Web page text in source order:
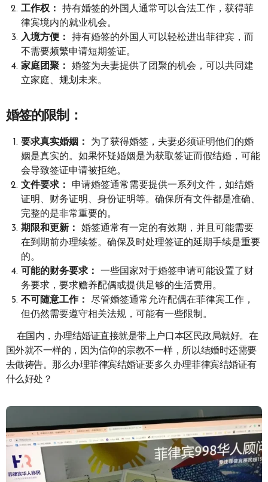
工作权：
持有婚签的外国人通常可以合法工作，获得菲
律宾境内的就业机会。
入境方便：
持有婚签的外国人可以轻松进出菲律宾，而
不需要频繁申请短期签证。
家庭团聚：
婚签为夫妻提供了团聚的机会，可以共同建
立家庭、规划未来。
婚签的限制：
要求真实婚姻：
为了获得婚签，夫妻必须证明他们的婚
姻是真实的。如果怀疑婚姻是为获取签证而假结婚，可能
会导致签证申请被拒绝。
文件要求：
申请婚签通常需要提供一系列文件，如结婚
证明、财务证明、身份证明等。确保所有文件都是准确、
完整的是非常重要的。
期限和更新：
婚签通常有一定的有效期，并且可能需要
在到期前办理续签。确保及时处理签证的延期手续是重要
的。
可能的财务要求：
一些国家对于婚签申请可能设置了财
务要求，要求赡养配偶或提供足够的生活费用。
不可随意工作：
尽管婚签通常允许配偶在菲律宾工作，
但仍然需要遵守相关法规，可能有一些限制。
在国内，办理结婚证直接就是带上户口本区民政局就好。在
国外就不一样的，因为信仰的宗教不一样，所以结婚时还需要
去做祷告。那么办理菲律宾结婚证要多久办理菲律宾结婚证有
什么好处？